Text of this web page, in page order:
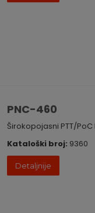
PNC-460
Širokopojasni PTT/
Kataloški broj: 9360
Detaljnije